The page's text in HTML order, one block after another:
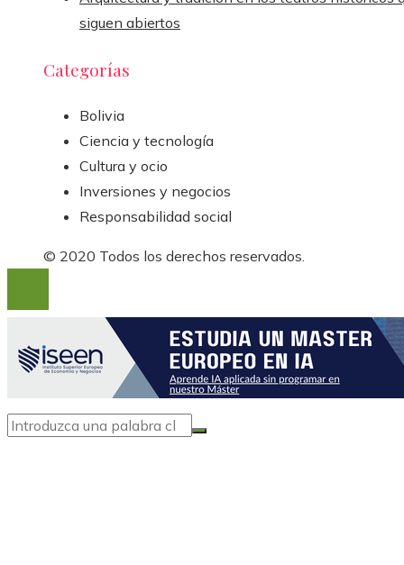
siguen abiertos
Categorías
Bolivia
Ciencia y tecnología
Cultura y ocio
Inversiones y negocios
Responsabilidad social
© 2020 Todos los derechos reservados.